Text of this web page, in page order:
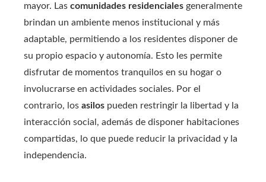
mayor. Las comunidades residenciales generalmente
brindan un ambiente menos institucional y más
adaptable, permitiendo a los residentes disponer de
su propio espacio y autonomía. Esto les permite
disfrutar de momentos tranquilos en su hogar o
involucrarse en actividades sociales. Por el
contrario, los asilos pueden restringir la libertad y la
interacción social, además de disponer habitaciones
compartidas, lo que puede reducir la privacidad y la
independencia.